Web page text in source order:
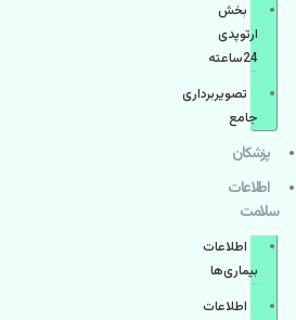
بخش
ارتوپدی
24ساعته
تصویربرداری
جامع
پزشكان
اطلاعات
سلامت
اطلاعات
بیماری‌ها
اطلاعات